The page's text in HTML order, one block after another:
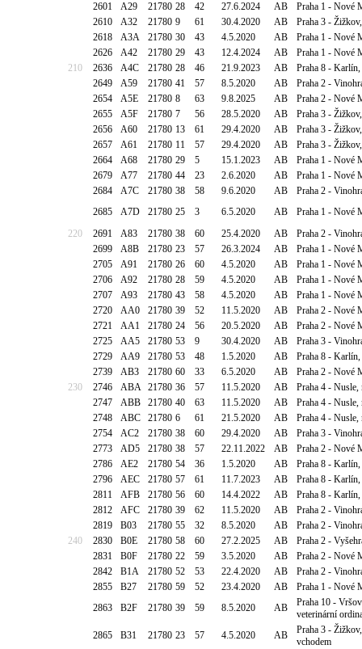
2601
A29 21780 28 42 27.6.2024 AB
Praha 1 - Nové
2610
A32 21780 9 61 30.4.2020 AB
Praha 3 -
2618
A3A 21780 30 43 4.5.2020 AB
Praha 1 - Nové
2626
A42 21780 29 43 12.4.2024 AB
Praha 1 - Nové
210
2636 A4C 21780 28 46 21.9.2023 AB
Praha 8 -
2649
A59 21780 41 57 8.5.2020 AB
Praha 2 -
2654
A5E 21780 8 63 9.8.2025 AB
Praha 2 - Nové
2655
A5F 21780 7 56 28.5.2020 AB
Praha 3 -
2656
A60 21780 13 61 29.4.2020 AB
Praha 3 -
2657
A61 21780 11 57 29.4.2020 AB
Praha 3 -
2664
A68 21780 29 5 15.1.2023 AB
Praha 1 - Nové
2679
A77 21780 44 23 2.6.2020 AB
Praha 1 - Nové
2684
A7C 21780 38 58 9.6.2020 AB
Praha 2 -
2685
A7D 21780 25 3 6.5.2020 AB
Praha 1 - Nové
220
2691 A83 21780 38 60 25.4.2020 AB
Praha 2 -
2699
A8B 21780 23 57 26.3.2024 AB
Praha 1 - Nové
2705
A91 21780 26 60 4.5.2020 AB
Praha 1 - Nové
2706
A92 21780 28 59 4.5.2020 AB
Praha 1 - Nové
2707
A93 21780 43 58 4.5.2020 AB
Praha 1 - Nové
2720
AA0 21780 39 52 11.5.2020 AB
Praha 2 - Nové
2721
AA1 21780 24 56 20.5.2020 AB
Praha 2 - Nové
2725
AA5 21780 53 9 30.4.2020 AB
Praha 3 -
2729
AA9 21780 53 48 1.5.2020 AB
Praha 8 -
2739
AB3 21780 60 33 6.5.2020 AB
Praha 2 - Nové
230
2746 ABA 21780 36 57 11.5.2020 AB
Praha 4 -
2747
ABB 21780 40 63 11.5.2020 AB
Praha 4 -
2748
ABC 21780 6 61 21.5.2020 AB
Praha 4 -
2754
AC2 21780 38 60 29.4.2020 AB
Praha 3 -
2773
AD5 21780 38 57 22.11.2022 AB
Praha 2 - Nové
2786
AE2 21780 54 36 1.5.2020 AB
Praha 8 -
2796
AEC 21780 57 61 11.7.2023 AB
Praha 8 -
2811
AFB 21780 56 60 14.4.2022 AB
Praha 8 -
2812
AFC 21780 39 62 11.5.2020 AB
Praha 2 -
2819
B03 21780 55 32 8.5.2020 AB
Praha 2 -
240
2830 B0E 21780 58 60 27.2.2025 AB
Praha 2 -
2831
B0F 21780 22 59 3.5.2020 AB
Praha 2 - Nové
2842
B1A 21780 52 53 22.4.2020 AB
Praha 2 -
2855
B27 21780 59 52 23.4.2020 AB
Praha 1 - Nové
2863
B2F 21780 39 59 8.5.2020 AB
Praha 10 -
veterinární
2865
B31 21780 23 57 4.5.2020 AB
Praha 3 -
vchodem